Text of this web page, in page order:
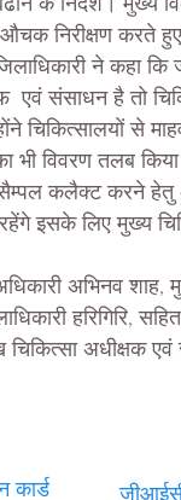
के निर्देश। मुख्य
औचक निरीक्षण करते
ने कहा कि
एवं संसाधन है तो
चिकित्सालयों से
भी विवरण तलब
सैम्पल कलैक्ट करने हेतु
इसके लिए मुख्य
अभिनव शाह,
हरिगिरि,
चिकित्सा अधीक्षक
कार्ड